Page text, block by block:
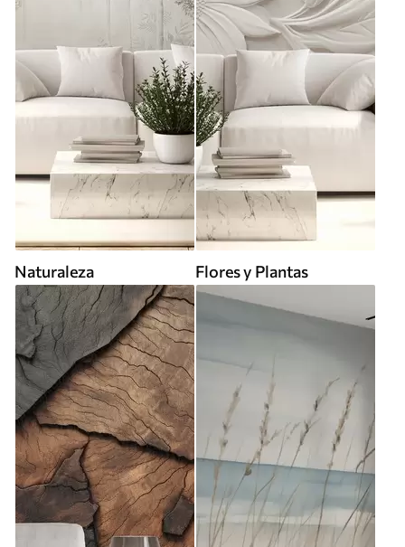
Naturaleza Flores y Plantas